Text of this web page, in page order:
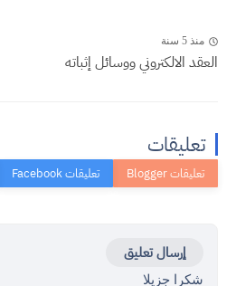
منذ 5 سنة
العقد الالكتروني ووسائل إثباته
تعليقات
إرسال تعليق
شكرا جزيلا